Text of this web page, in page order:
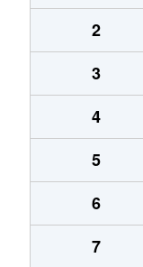
2
3
4
5
6
7